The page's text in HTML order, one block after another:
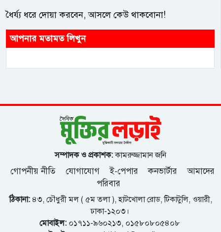
ধৈর্য্য ধরে দোয়া করবেন, আসলে কেউ থাকবোনা!
আপনার মতামত লিখুন
সম্পাদক ও প্রকাশক:কামরুজ্জামান জনি
গোপনীয় নীতি যোগাযোগ ই-পেপার কনভার্টার
আমাদের
পরিবার
ঠিকানা:৪৩, চৌধুরী মল ( ৫ম তলা ), হাটখোলা রোড, টিকাটুলি, ওয়ারী,
ঢাকা-১২০৩।
মোবাইল:০১৭১১-৯৬০২১৩, ০১৫৮০৮০৫৪০৮